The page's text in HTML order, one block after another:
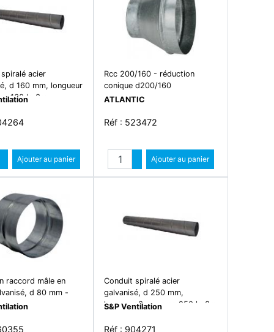
acier
d 160 mm, longueur
160 lg 3m
Quantité
Augmenter quantité
Diminuer quantité
Ajouter au panier
Rcc 200/160 - réduction
conique d200/160
ATLANTIC
Réf : 523472
Quantité
Augmenter quantité
Diminuer quantité
Ajouter au panier
raccord mâle en
d 80 mm -
Conduit spiralé acier
galvanisé, d 250 mm,
longueur 3 m - cms 250 lg 3m
S&P Ventilation
Réf : 904271